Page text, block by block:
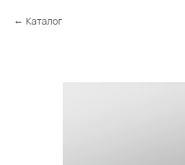
Каталог